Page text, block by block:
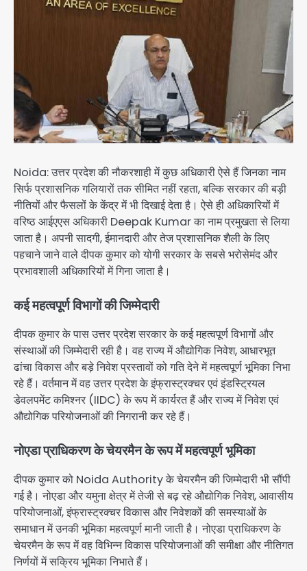
Noida: उत्तर प्रदेश की नौकरशाही में कुछ अधिकारी ऐसे हैं जिनका नाम
सिर्फ प्रशासनिक गलियारों तक सीमित नहीं रहता, बल्कि सरकार की बड़ी
नीतियों और फैसलों के केंद्र में भी दिखाई देता है। ऐसे ही अधिकारियों में
वरिष्ठ आईएएस अधिकारी Deepak Kumarका नाम प्रमुखता से लिया
जाता है। अपनी सादगी, ईमानदारी और तेज प्रशासनिक शैली के लिए
पहचाने जाने वाले दीपक कुमार को योगी सरकार के सबसे भरोसेमंद और
प्रभावशाली अधिकारियों में गिना जाता है।
कई महत्वपूर्ण विभागों की जिम्मेदारी
दीपक कुमार के पास उत्तर प्रदेश सरकार के कई महत्वपूर्ण विभागों और
संस्थाओं की जिम्मेदारी रही है। वह राज्य में औद्योगिक निवेश, आधारभूत
ढांचा विकास और बड़े निवेश प्रस्तावों को गति देने में महत्वपूर्ण भूमिका निभा
रहे हैं। वर्तमान में वह उत्तर प्रदेश के इंफ्रास्ट्रक्चर एवं इंडस्ट्रियल
डेवलपमेंट कमिश्नर (IIDC) के रूप में कार्यरत हैं और राज्य में निवेश एवं
औद्योगिक परियोजनाओं की निगरानी कर रहे हैं।
नोएडा प्राधिकरण के चेयरमैन के रूप में महत्वपूर्ण भूमिका
दीपक कुमार को Noida Authorityके चेयरमैन की जिम्मेदारी भी सौंपी
गई है। नोएडा और यमुना क्षेत्र में तेजी से बढ़ रहे औद्योगिक निवेश, आवासीय
परियोजनाओं, इंफ्रास्ट्रक्चर विकास और निवेशकों की समस्याओं के
समाधान में उनकी भूमिका महत्वपूर्ण मानी जाती है। नोएडा प्राधिकरण के
चेयरमैन के रूप में वह विभिन्न विकास परियोजनाओं की समीक्षा और नीतिगत
निर्णयों में सक्रिय भूमिका निभाते हैं।